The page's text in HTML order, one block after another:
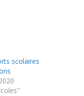
scolaires